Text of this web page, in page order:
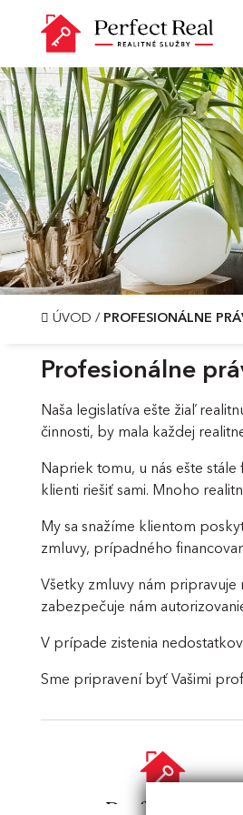
ÚVOD / PROFESIONÁLNE
Profesionálne
Naša legislatíva ešte žiaľ
činnosti, by mala každej
Napriek tomu, u nás ešte
klienti riešiť sami. Mnoho
My sa snažíme klientom
zmluvy, prípadného
Všetky zmluvy nám
zabezpečuje nám
V prípade zistenia
Sme pripravení byť Vašimi